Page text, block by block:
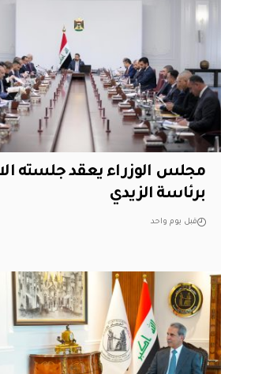
مجلس الوزراء يعقد جلسته
برئاسة الزيدي
قبل يوم واحد